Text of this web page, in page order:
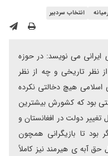
انتخاب سردبیر
ایرانی می نویسد: در حوزه
نظر تاریخی و چه از نظر
اسلامی هیچ دخالتی نکرده
بود که کشورش بیشترین
تغییر دولت در افغانستان و
بود تا بازیگرانی همچون
حق آبه ی هیرمند نیز کاملاً